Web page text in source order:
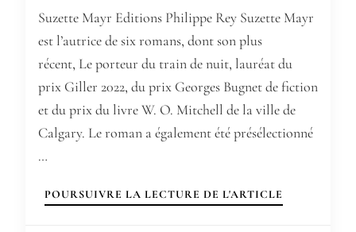
Suzette Mayr Editions Philippe Rey Suzette Mayr
est l’autrice de six romans, dont son plus
récent, Le porteur du train de nuit, lauréat du
prix Giller 2022, du prix Georges Bugnet de fiction
et du prix du livre W. O. Mitchell de la ville de
Calgary. Le roman a également été présélectionné
…
POURSUIVRE LA LECTURE DE L'ARTICLE